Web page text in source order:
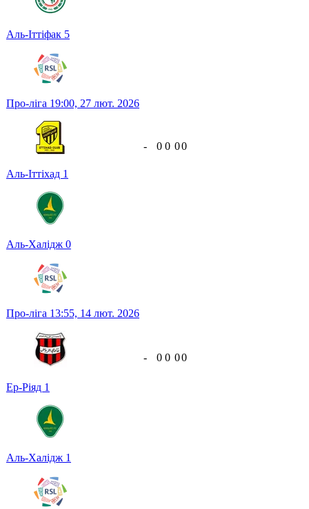
Аль-Іттіфак 5
Про-ліга 19:00, 27 лют. 2026
Аль-Іттіхад 1
Аль-Халідж 0
- 0 0 00
Про-ліга 13:55, 14 лют. 2026
Ер-Ріяд 1
Аль-Халідж 1
- 0 0 00